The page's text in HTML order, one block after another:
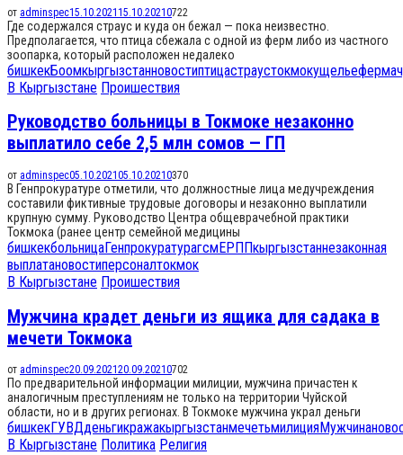
от adminspec15.10.2021 15.10.20210722
Где содержался страус и куда он бежал — пока неизвестно.
Предполагается, что птица сбежала с одной из ферм либо из частного
зоопарка, который расположен недалеко
бишкекБоомкыргызстанновостиптицастраустокмокущельеферма
В Кыргызстане Проишествия
Руководство больницы в Токмоке незаконно
выплатило себе 2,5 млн сомов — ГП
от adminspec05.10.202105.10.20210370
В Генпрокуратуре отметили, что должностные лица медучреждения
составили фиктивные трудовые договоры и незаконно выплатили
крупную сумму. Руководство Центра общеврачебной практики
Токмока (ранее центр семейной медицины
бишкекбольницаГенпрокуратурагсмЕРППкыргызстаннезаконная
выплатановостиперсоналтокмок
В Кыргызстане Проишествия
Мужчина крадет деньги из ящика для садака в
мечети Токмока
от adminspec20.09.202120.09.20210702
По предварительной информации милиции, мужчина причастен к
аналогичным преступлениям не только на территории Чуйской
области, но и в других регионах. В Токмоке мужчина украл деньги
бишкекГУВДденьгикражакыргызстанмечетьмилицияМужчина
В Кыргызстане Политика Религия